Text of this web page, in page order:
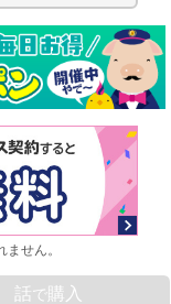
せん。
話で購入